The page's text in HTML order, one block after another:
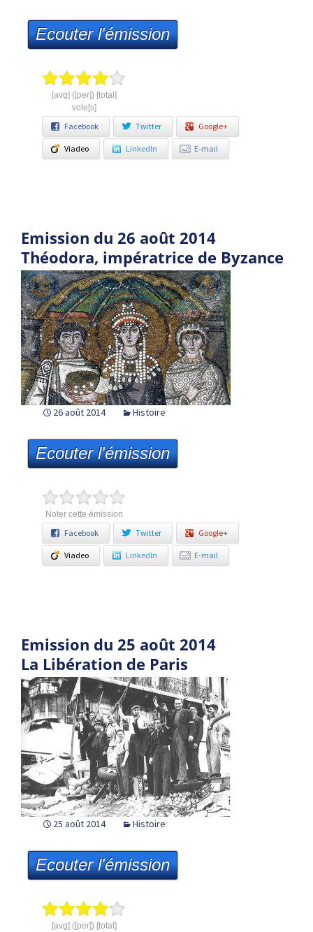
Ecouter l'émission
[avg] ([per]) [total]
vote[s]
Facebook Twitter Google+
Viadeo LinkedIn E-mail
Emission du 26 août 2014
Théodora, impératrice de Byzance
26 août 2014 Histoire
Ecouter l'émission
Noter cette émission
Facebook Twitter Google+
Viadeo LinkedIn E-mail
Emission du 25 août 2014
La Libération de Paris
25 août 2014 Histoire
Ecouter l'émission
[avg] ([per]) [total]